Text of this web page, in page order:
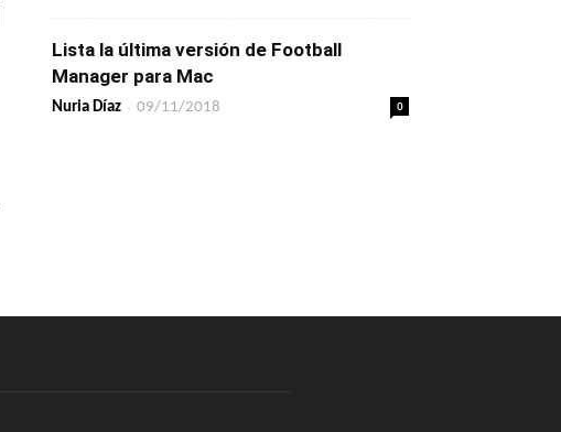
Lista la última versión de Football
Manager para Mac
Nuria Díaz - 09/11/2018 0